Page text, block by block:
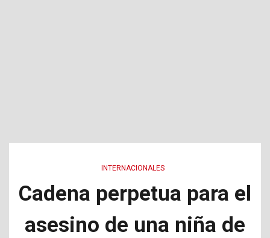
INTERNACIONALES
Cadena perpetua para el
asesino de una niña de